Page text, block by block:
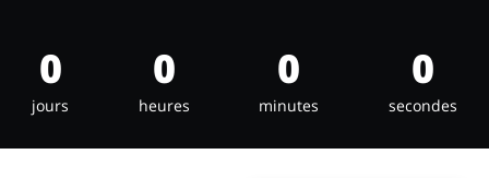
Cadeaux & Papeterie S'inscrire
0
jours
0
heures
0
minutes
0
secondes